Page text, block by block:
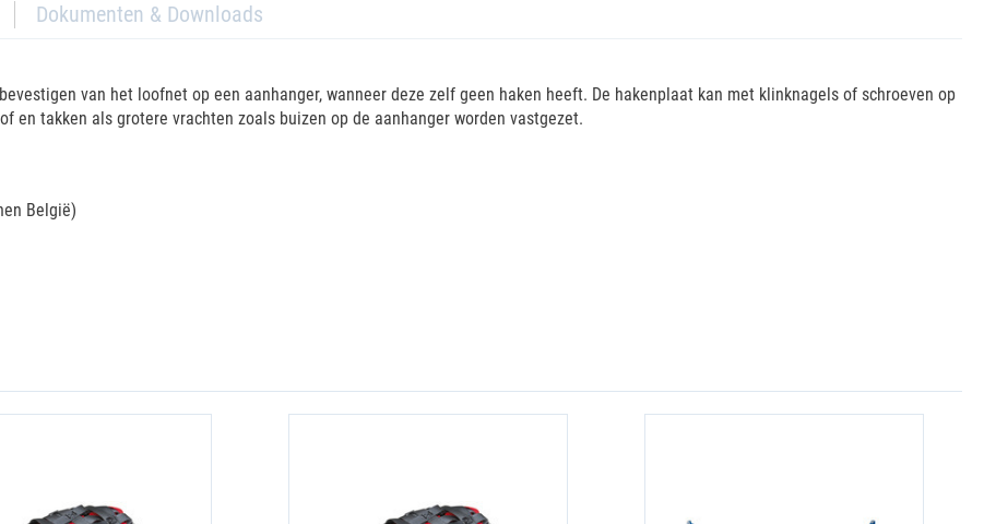
Dokumenten & Downloads
van het loofnet op een aanhanger, wanneer deze zelf geen haken heeft. De hakenplaat kan met klinknagels of schroeven op
en takken als grotere vrachten zoals buizen op de aanhanger worden vastgezet.
België)